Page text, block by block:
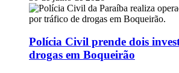
Polícia Civil prende dois
drogas em Boqueirão